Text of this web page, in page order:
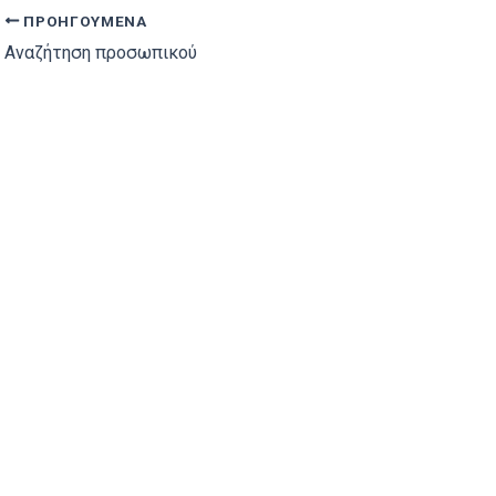
ΠΡΟΗΓΟΎΜΕΝΑ
Αναζήτηση προσωπικού